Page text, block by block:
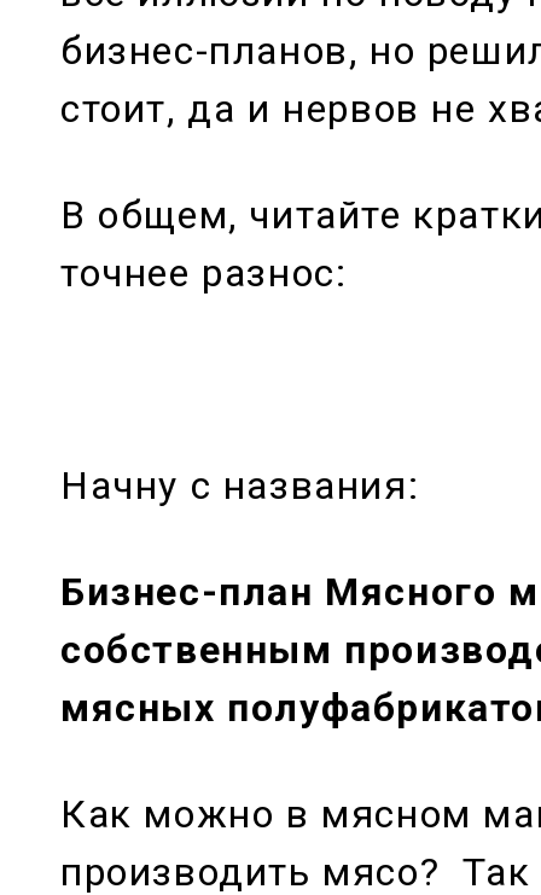
бизнес-планов, но
стоит, да и нервов не
В общем, читайте
точнее разнос:
Начну с названия:
Бизнес-план Мясного
собственным
мясных
Как можно в мясном
производить мясо?